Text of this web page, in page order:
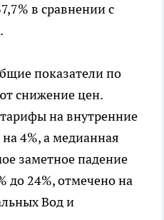
в сравнении с
показатели по
снижение цен.
на внутренние
4%, а медианная
заметное падение
до 24%, отмечено на
Вод и